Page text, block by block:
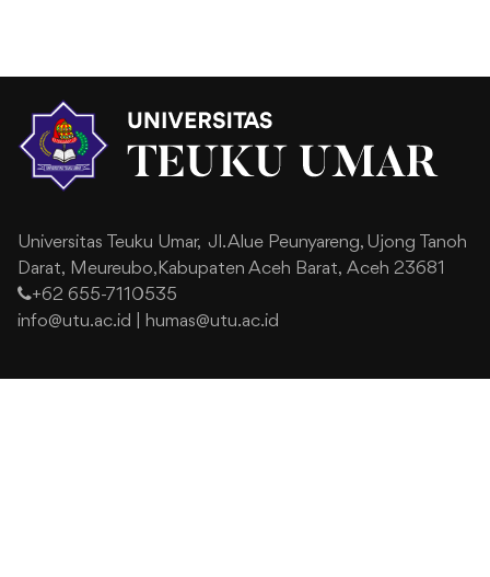
Universitas Teuku Umar, Jl. Alue Peunyareng, Ujong Tanoh
Darat, Meureubo,Kabupaten Aceh Barat, Aceh 23681
+62 655-7110535
info@utu.ac.id
humas@utu.ac.id